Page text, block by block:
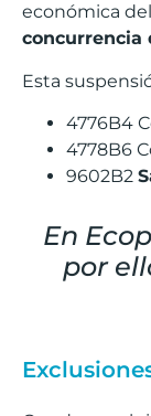
económica
concurrencia
Esta
4776B4
4778B6
9602B2
En
por